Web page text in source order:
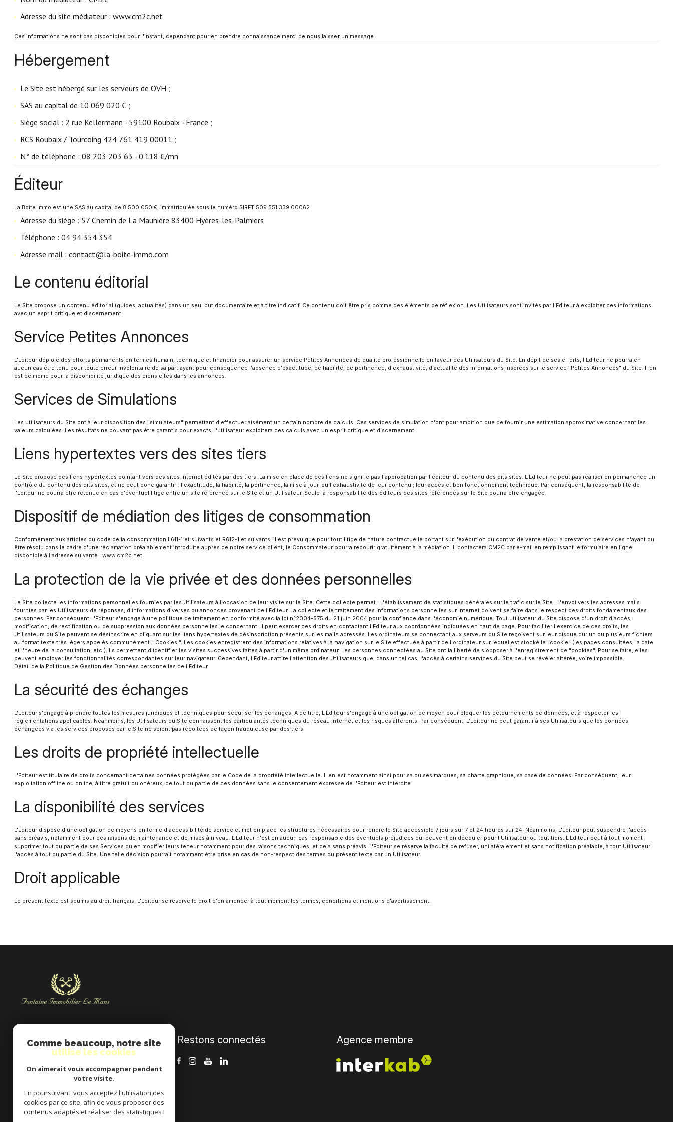
Adresse du site médiateur : www.cm2c.net
Ces informations ne sont pas disponibles pour l'instant, cependant pour en prendre connaissance merci de nous laisser un message
Hébergement
Le Site est hébergé sur les serveurs de OVH ;
SAS au capital de 10 069 020 € ;
Siège social : 2 rue Kellermann - 59100 Roubaix - France ;
RCS Roubaix / Tourcoing 424 761 419 00011 ;
N° de téléphone : 08 203 203 63 - 0.118 €/mn
Éditeur
La Boite Immo est une SAS au capital de 8 500 050 €, immatriculée sous le numéro SIRET 509 551 339 00062
Adresse du siège : 57 Chemin de La Maunière 83400 Hyères-les-Palmiers
Téléphone : 04 94 354 354
Adresse mail : contact@la-boite-immo.com
Le contenu éditorial
Le Site propose un contenu éditorial (guides, actualités) dans un seul but documentaire et à titre indicatif. Ce contenu doit être pris comme des éléments de réflexion. Les Utilisateurs sont invités par l'Editeur à exploiter ces informations
avec un esprit critique et discernement.
Service Petites Annonces
L'Editeur déploie des efforts permanents en termes humain, technique et financier pour assurer un service Petites Annonces de qualité professionnelle en faveur des Utilisateurs du Site. En dépit de ses efforts, l'Editeur ne pourra en
aucun cas être tenu pour toute erreur involontaire de sa part ayant pour conséquence l'absence d'exactitude, de fiabilité, de pertinence, d'exhaustivité, d'actualité des informations insérées sur le service "Petites Annonces" du Site. Il en
est de même pour la disponibilité juridique des biens cités dans les annonces.
Services de Simulations
Les utilisateurs du Site ont à leur disposition des "simulateurs" permettant d'effectuer aisément un certain nombre de calculs. Ces services de simulation n'ont pour ambition que de fournir une estimation approximative concernant les
valeurs calculées. Les résultats ne pouvant pas être garantis pour exacts, l'utilisateur exploitera ces calculs avec un esprit critique et discernement.
Liens hypertextes vers des sites tiers
Le Site propose des liens hypertextes pointant vers des sites Internet édités par des tiers. La mise en place de ces liens ne signifie pas l'approbation par l'éditeur du contenu des dits sites. L'Editeur ne peut pas réaliser en permanence un
contrôle du contenu des dits sites, et ne peut donc garantir : l'exactitude, la fiabilité, la pertinence, la mise à jour, ou l'exhaustivité de leur contenu ; leur accès et bon fonctionnement technique. Par conséquent, la responsabilité de
l'Editeur ne pourra être retenue en cas d'éventuel litige entre un site référencé sur le Site et un Utilisateur. Seule la responsabilité des éditeurs des sites référencés sur le Site pourra être engagée.
Dispositif de médiation des litiges de consommation
Conformément aux articles du code de la consommation L611-1 et suivants et R612-1 et suivants, il est prévu que pour tout litige de nature contractuelle portant sur l'exécution du contrat de vente et/ou la prestation de services n'ayant pu
être résolu dans le cadre d'une réclamation préalablement introduite auprès de notre service client, le Consommateur pourra recourir gratuitement à la médiation. Il contactera CM2C par e-mail en remplissant le formulaire en ligne
disponible à l'adresse suivante : www.cm2c.net.
La protection de la vie privée et des données personnelles
Le Site collecte les informations personnelles fournies par les Utilisateurs à l'occasion de leur visite sur le Site. Cette collecte permet : L'établissement de statistiques générales sur le trafic sur le Site ; L'envoi vers les adresses mails
fournies par les Utilisateurs de réponses, d'informations diverses ou annonces provenant de l'Editeur. La collecte et le traitement des informations personnelles sur Internet doivent se faire dans le respect des droits fondamentaux des
personnes. Par conséquent, l'Editeur s'engage à une politique de traitement en conformité avec la loi n°2004-575 du 21 juin 2004 pour la confiance dans l'économie numérique. Tout utilisateur du Site dispose d'un droit d'accès,
modification, de rectification ou de suppression aux données personnelles le concernant. Il peut exercer ces droits en contactant l'Editeur aux coordonnées indiquées en haut de page. Pour faciliter l'exercice de ces droits, les
Utilisateurs du Site peuvent se désinscrire en cliquant sur les liens hypertextes de désinscription présents sur les mails adressés. Les ordinateurs se connectant aux serveurs du Site reçoivent sur leur disque dur un ou plusieurs fichiers
au format texte très légers appelés communément " Cookies ". Les cookies enregistrent des informations relatives à la navigation sur le Site effectuée à partir de l'ordinateur sur lequel est stocké le "cookie" (les pages consultées, la date
et l'heure de la consultation, etc.). Ils permettent d'identifier les visites successives faites à partir d'un même ordinateur. Les personnes connectées au Site ont la liberté de s'opposer à l'enregistrement de "cookies". Pour se faire, elles
peuvent employer les fonctionnalités correspondantes sur leur navigateur. Cependant, l'Editeur attire l'attention des Utilisateurs que, dans un tel cas, l'accès à certains services du Site peut se révéler altérée, voire impossible.
Détail de la Politique de Gestion des Données personnelles de l'Editeur
La sécurité des échanges
L'Editeur s'engage à prendre toutes les mesures juridiques et techniques pour sécuriser les échanges. A ce titre, L'Editeur s'engage à une obligation de moyen pour bloquer les détournements de données, et à respecter les
réglementations applicables. Néanmoins, les Utilisateurs du Site connaissent les particularités techniques du réseau Internet et les risques afférents. Par conséquent, L'Editeur ne peut garantir à ses Utilisateurs que les données
échangées via les services proposés par le Site ne soient pas récoltées de façon frauduleuse par des tiers.
Les droits de propriété intellectuelle
L'Editeur est titulaire de droits concernant certaines données protégées par le Code de la propriété intellectuelle. Il en est notamment ainsi pour sa ou ses marques, sa charte graphique, sa base de données. Par conséquent, leur
exploitation offline ou online, à titre gratuit ou onéreux, de tout ou partie de ces données sans le consentement expresse de l'Editeur est interdite.
La disponibilité des services
L'Editeur dispose d'une obligation de moyens en terme d'accessibilité de service et met en place les structures nécessaires pour rendre le Site accessible 7 jours sur 7 et 24 heures sur 24. Néanmoins, L'Editeur peut suspendre l'accès
sans préavis, notamment pour des raisons de maintenance et de mises à niveau. L'Editeur n'est en aucun cas responsable des éventuels préjudices qui peuvent en découler pour l'Utilisateur ou tout tiers. L'Editeur peut à tout moment
supprimer tout ou partie de ses Services ou en modifier leurs teneur notamment pour des raisons techniques, et cela sans préavis. L'Editeur se réserve la faculté de refuser, unilatéralement et sans notification préalable, à tout Utilisateur
l'accès à tout ou partie du Site. Une telle décision pourrait notamment être prise en cas de non-respect des termes du présent texte par un Utilisateur.
Droit applicable
Le présent texte est soumis au droit français. L'Editeur se réserve le droit d'en amender à tout moment les termes, conditions et mentions d'avertissement.
Fontaine Immobilier
contact@fontaineimmobilier.fr
72000 Le Mans
Restons connectés Agence membre
Comme beaucoup, notre site
utilise les cookies
On aimerait vous accompagner pendant
votre visite.
En poursuivant, vous acceptez l'utilisation des
cookies par ce site, afin de vous proposer des
contenus adaptés et réaliser des statistiques !